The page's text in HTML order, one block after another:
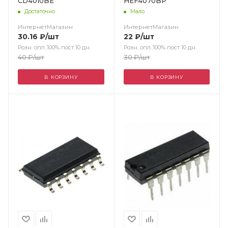
Достаточно
ИнтернетМагазин
30.16 ₽/шт
Розн. опл.:100% пост 10 дн.
40₽/шт
В КОРЗИНУ
Мало
ИнтернетМагазин
22 ₽/шт
Розн. опл.:100% пост 10 дн.
30₽/шт
В КОРЗИНУ